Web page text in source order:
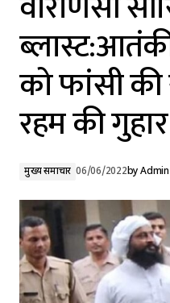
को फांसी
रहम की गुहार
मुख्य समाचार 06/06/2022byAdmin